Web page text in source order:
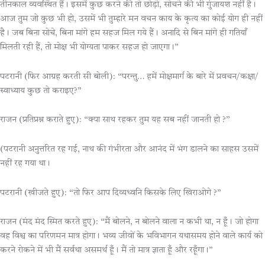
तीनकाल व्यवस्थित हैं। इसमें कुछ करने की तो छोड़ो, सोचने की भी गुंजायश नहीं है।
आज तुम जो कुछ भी हो, उसमें भी तुम्हारे मन वचन काय के कृत्य का कोई योग ही नहीं
है। जब बिना सोचे, बिना मांगे हम सहज मिल गये हैं। अनादि से बिन मांगे ही गतियाँ
मिलती रही हैं, तो मोक्ष भी योग्यता पाकर सहज हो जाएगा।”
पटरानी (फिर आग्रह करती सी बोली): “परन्तु… हमें मोक्षमार्ग के बारे में प्रवचन/कक्षा/
स्वाध्याय कुछ तो कराइए?”
राजन (प्रतिप्रश्न कराते हुए): “क्या साथ रहकर तुम यह सब नहीं जानती हो ?”
(पटरानी अनुत्तरित रह गई, नाथ की गंभीरता और आनंद में भंग डालने का साहस उसमें
नहीं रह गया था।
पटरानी (खीजते हुए): “तो फिर आप दिव्यध्वनि किसके लिए खिराओगे ?”
राजन (मंद मंद स्मित करते हुए): “मैं बोलने, न बोलने वाला न कभी था, न हूँ। जो होगा
वह विश्व का परिणमन मात्र होगा। भव्य जीवों के भविभागन यथासमय होने वाले कार्य को
करने रोकने में भी मैं सर्वथा असमर्थ हूँ। मैं तो मात्र ज्ञाता हूँ और रहूँगा।”